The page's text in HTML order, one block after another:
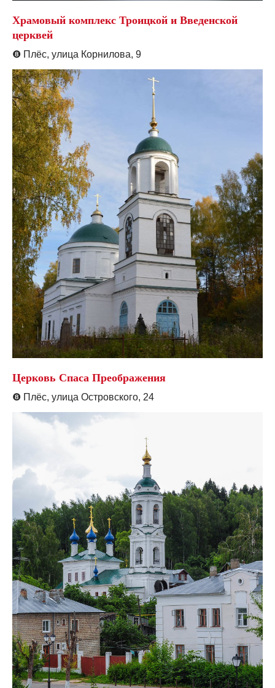
Храмовый комплекс Троицкой и Введенской
церквей
❽ Плёс, улица Корнилова, 9
Церковь Спаса Преображения
❽ Плёс, улица Островского, 24